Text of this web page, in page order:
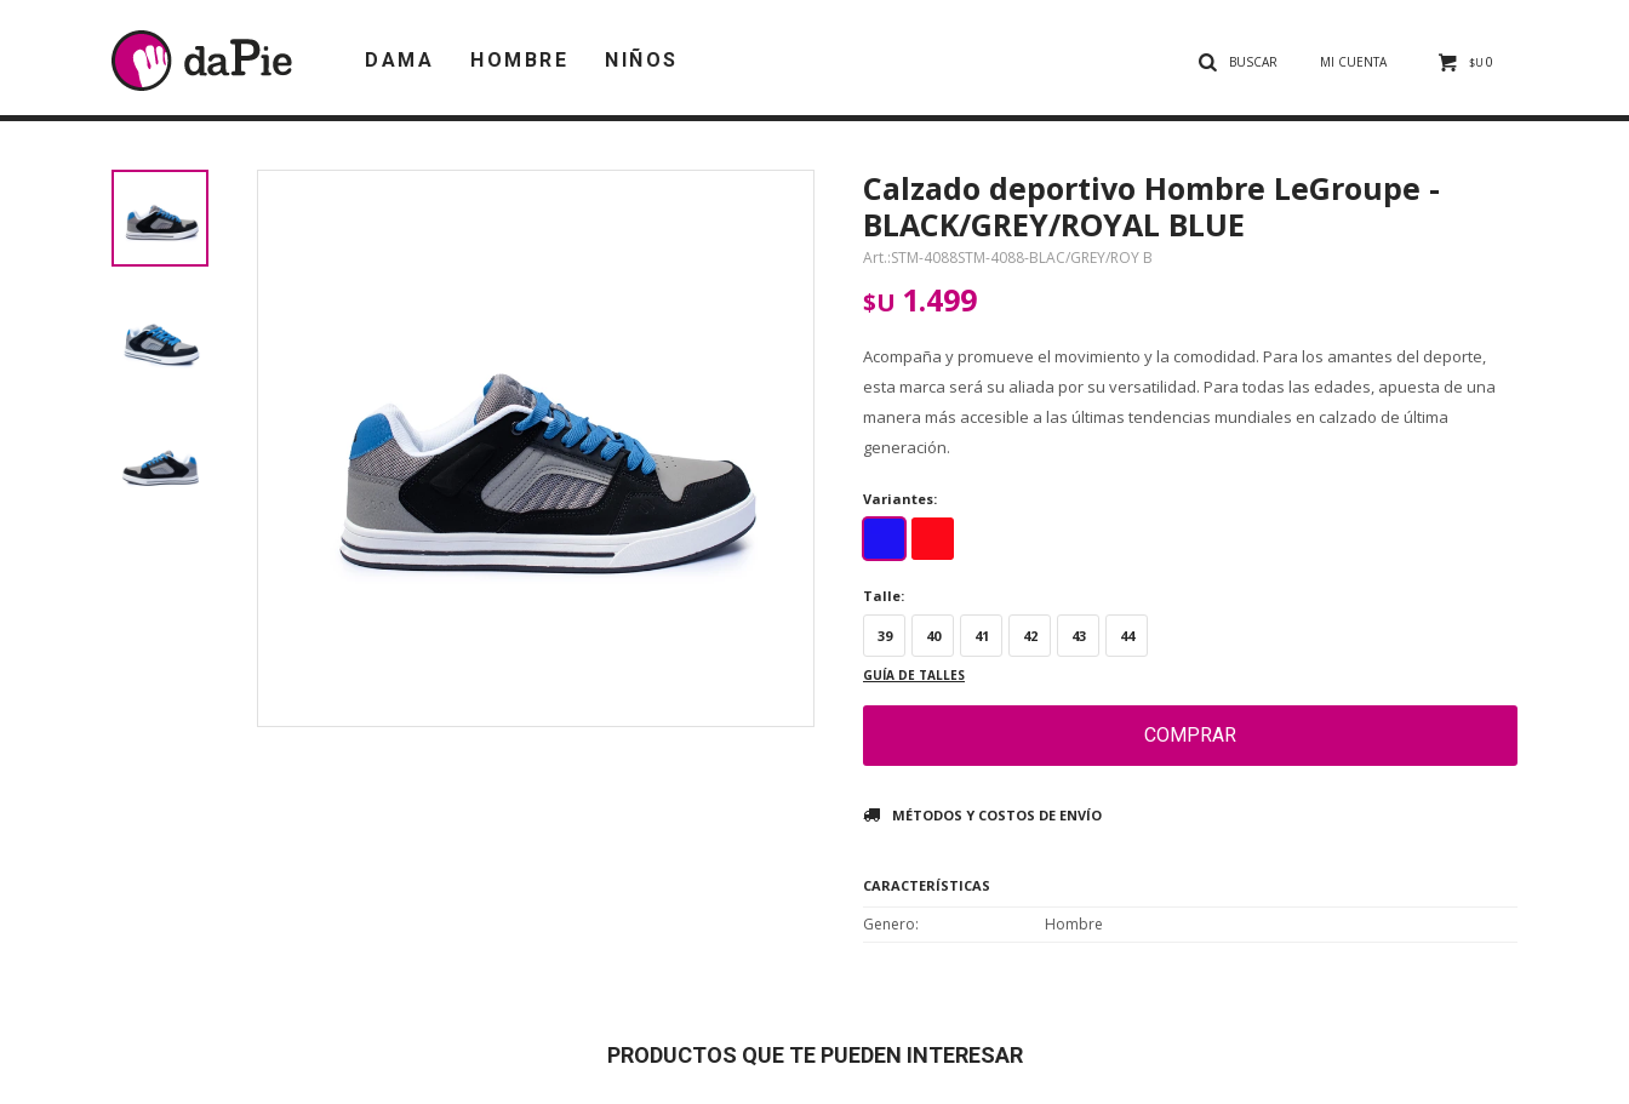
DAMA HOMBRE NIÑOS $U 0
Calzado deportivo Hombre LeGroupe -
BLACK/GREY/ROYAL BLUE
STM-4088STM-4088-BLAC/GREY/ROY B
$U 1.499
Acompaña y promueve el movimiento y la comodidad. Para los amantes del deporte,
esta marca será su aliada por su versatilidad. Para todas las edades, apuesta de una
manera más accesible a las últimas tendencias mundiales en calzado de última
generación.
Variantes:
Talle:
39 40 41 42 43 44
GUÍA DE TALLES
COMPRAR
MÉTODOS Y COSTOS DE ENVÍO
CARACTERÍSTICAS
Genero Hombre
PRODUCTOS QUE TE PUEDEN INTERESAR